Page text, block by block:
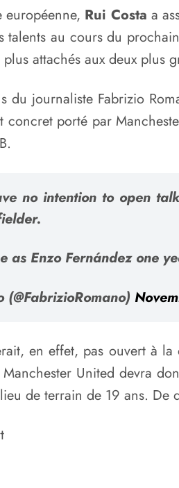
européenne, Rui Costa a
talents au cours du
attachés aux deux plus
du journaliste Fabrizio
concret porté par
no intention to open
as Enzo Fernández one
en effet, pas ouvert à
United devra
de terrain de 19 ans.